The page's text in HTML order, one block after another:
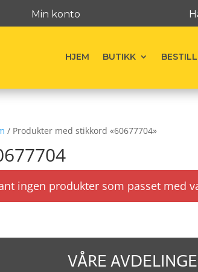
Min konto
HJEM BUTIKK
/ Produkter med stikkord «60677704»
ingen produkter som passet med
VÅRE